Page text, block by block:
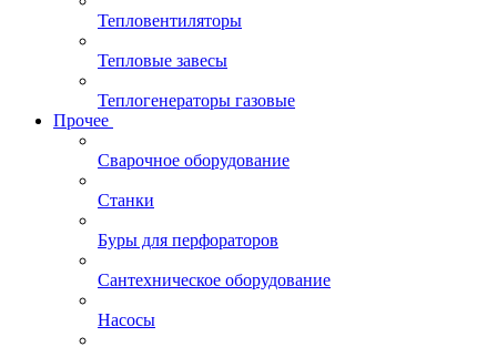
Тепловентиляторы
Тепловые завесы
Теплогенераторы газовые
Прочее
Сварочное оборудование
Станки
Буры для перфораторов
Сантехническое оборудование
Насосы